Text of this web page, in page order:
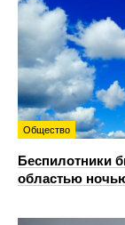
Общество
Беспилотники
областью